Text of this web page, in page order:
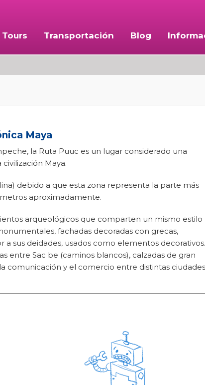
Tours Transportación Blog
Maya
la Ruta Puuc es un lugar considerado una
Maya.
debido a que esta zona representa la parte más
aproximadamente.
arqueológicos que comparten un mismo estilo
fachadas decoradas con grecas,
sus deidades, usados como elementos decorativos.
entre Sac be (caminos blancos), calzadas de gran
comunicación y el comercio entre distintas